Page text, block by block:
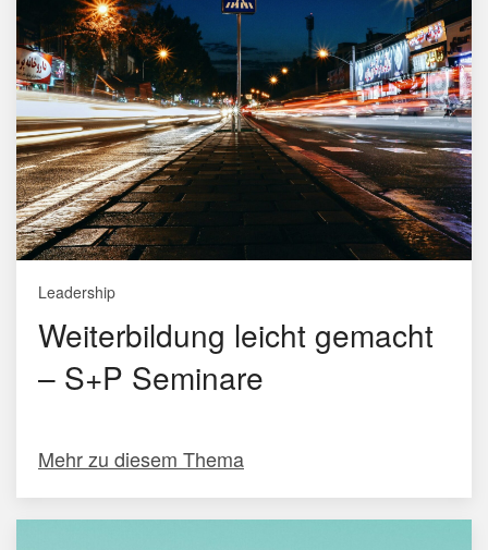
Leadership
Weiterbildung leicht gemacht
– S+P Seminare
Mehr zu diesem Thema